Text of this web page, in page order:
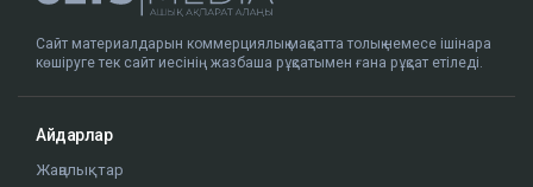
Сайт материалдарын коммерциялық мақсатта толық немесе ішінара
көшіруге тек сайт иесінің жазбаша рұқсатымен ғана рұқсат етіледі.
Айдарлар
Жаңалықтар